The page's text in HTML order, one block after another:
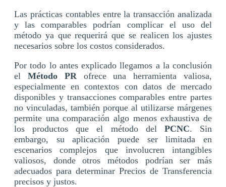
Las prácticas contables entre la transacción analizada
y las comparables podrían complicar el uso del
método ya que requerirá que se realicen los ajustes
necesarios sobre los costos considerados.
Por todo lo antes explicado llegamos a la conclusión
el Método PR ofrece una herramienta valiosa,
especialmente en contextos con datos de mercado
disponibles y transacciones comparables entre partes
no vinculadas, también porque al utilizarse márgenes
permite una comparación algo menos exhaustiva de
los productos que el método del PCNC. Sin
embargo, su aplicación puede ser limitada en
escenarios complejos que involucren intangibles
valiosos, donde otros métodos podrían ser más
adecuados para determinar Precios de Transferencia
precisos y justos.